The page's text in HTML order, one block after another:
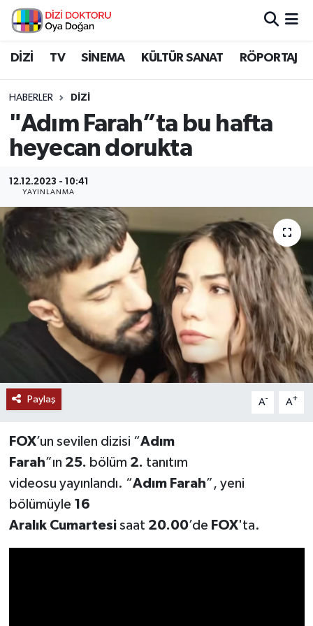
DİZİ TV SİNEMA KÜLTÜR SANAT RÖPORTAJ
HABERLER DİZİ
"Adım Farah”ta bu hafta
heyecan dorukta
12.12.2023 - 10:41
YAYINLANMA
Paylaş A- A+
FOX’un sevilen dizisi “Adım
Farah”ın 25. bölüm 2. tanıtım
videosu yayınlandı. “Adım Farah”, yeni
bölümüyle 16
Aralık Cumartesisaat 20.00’de FOX'ta.
İstanbul Nöbetçi Eczaneler
İstanbul Namaz Vakitleri
İstanbul Trafik Yoğunluk Haritası
Süper Lig Puan Durumu ve Fikstür
Tüm Manşetler
Son Dakika Haberleri
Haber Arşivi